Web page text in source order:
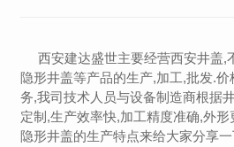
西安建达盛世主要经营西安井盖,
隐形井盖等产品的生产,加工,批发.
务,我司技术人员与设备制造商根据
定制,生产效率快,加工精度准确,外
隐形井盖的生产特点来给大家分享